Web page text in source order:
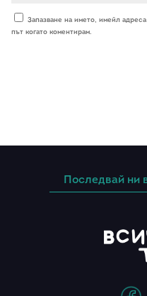
Запазване на името, имейл
път когато коментирам.
Последвай ни